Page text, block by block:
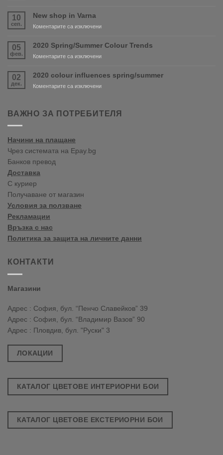
are
soon!
10
сеп.
New shop in Varna
Коментарите са изключениза
shop
Varna
05
фев.
2020 Spring/Summer Colour Trends
Коментарите са изключениза
Spring/Summer
Trends
02
дек.
2020 colour influences spring/summer
Коментарите са изключениза
influences
ВАЖНО ЗА ПОТРЕБИТЕЛЯ
Начини на плащане
Чрез системата на Epay.bg
Банков превод
Доставка
С куриер
Получаване от магазин
Условия за ползване
Рекламации
Връзка с нас
Политика за защита на личните данни
КОНТАКТИ
Магазини
Адрес : София, бул. “Пенчо Славейков” 39
Адрес : София, бул. “Владимир Вазов” 90
Адрес : Пловдив, бул. "Руски" 3
ЛОКАЦИИ
КАТАЛОГ ЦВЕТОВЕ ИНТЕРИОРНИ БОИ
КАТАЛОГ ЦВЕТОВЕ ЕКСТЕРИОРНИ БОИ